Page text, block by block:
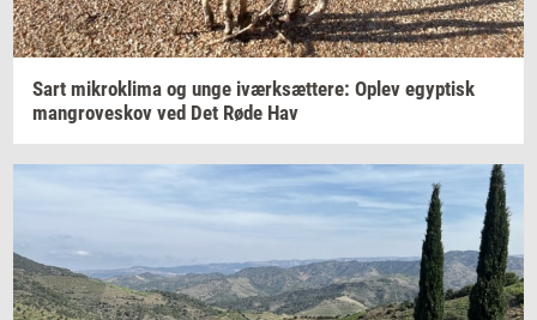
Sart mi­krokli­ma og unge iværk­sæt­te­re: Oplev egyp­tisk
man­grove­skov ved Det Røde Hav